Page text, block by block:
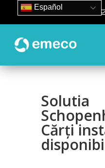
93 840 50 80
Solutia
Cărți
Español